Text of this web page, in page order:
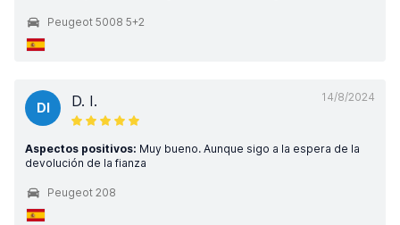
Peugeot 5008 5+2
14/8/2024
DI D. I.
Aspectos positivos: Muy bueno. Aunque sigo a la espera de la
devolución de la fianza
Peugeot 208